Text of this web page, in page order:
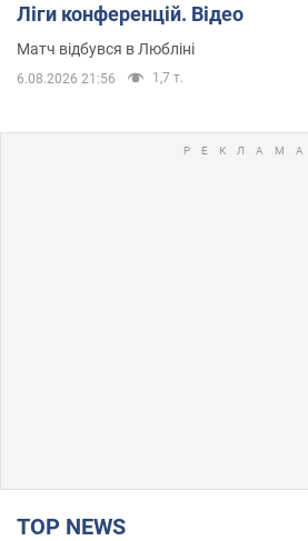
Ліги конференцій. Відео
Матч відбувся в Любліні
6.08.2026 21:56 1,7 т.
TOP NEWS